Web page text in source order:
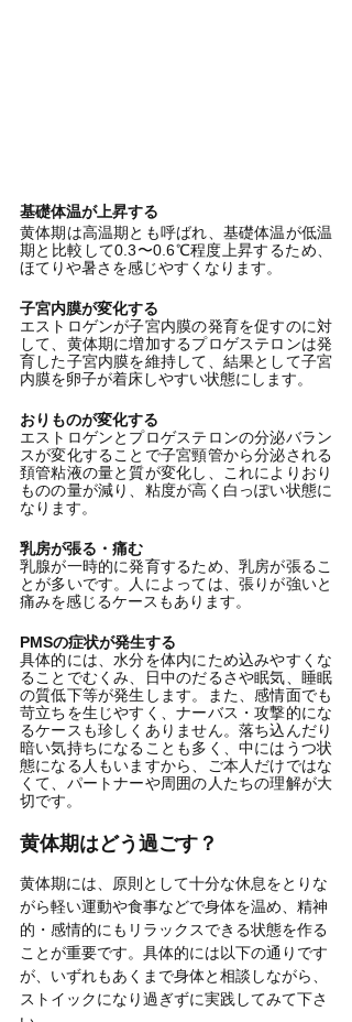
基礎体温が上昇する
黄体期は高温期とも呼ばれ、基礎体温が低温
期と比較して0.3〜0.6℃程度上昇するため、
ほてりや暑さを感じやすくなります。
子宮内膜が変化する
エストロゲンが子宮内膜の発育を促すのに対
して、黄体期に増加するプロゲステロンは発
育した子宮内膜を維持して、結果として子宮
内膜を卵子が着床しやすい状態にします。
おりものが変化する
エストロゲンとプロゲステロンの分泌バラン
スが変化することで子宮頸管から分泌される
頚管粘液の量と質が変化し、これによりおり
ものの量が減り、粘度が高く白っぽい状態に
なります。
乳房が張る・痛む
乳腺が一時的に発育するため、乳房が張るこ
とが多いです。人によっては、張りが強いと
痛みを感じるケースもあります。
PMSの症状が発生する
具体的には、水分を体内にため込みやすくな
ることでむくみ、日中のだるさや眠気、睡眠
の質低下等が発生します。また、感情面でも
苛立ちを生じやすく、ナーバス・攻撃的にな
るケースも珍しくありません。落ち込んだり
暗い気持ちになることも多く、中にはうつ状
態になる人もいますから、ご本人だけではな
くて、パートナーや周囲の人たちの理解が大
切です。
黄体期はどう過ごす？
黄体期には、原則として十分な休息をとりな
がら軽い運動や食事などで身体を温め、精神
的・感情的にもリラックスできる状態を作る
ことが重要です。具体的には以下の通りです
が、いずれもあくまで身体と相談しながら、
ストイックになり過ぎずに実践してみて下さ